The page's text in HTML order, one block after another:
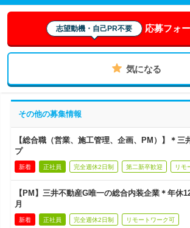
志望動機・自己PR不要 応募フォ
気になる
その他の募集情報
【総合職（営業、施工管理、企画、PM）】＊三
プ
新着 正社員 完全週休2日制 第二新卒歓迎 リモ
【PM】三井不動産G唯一の総合内装企業＊年休
月
新着 正社員 完全週休2日制 リモートワーク可